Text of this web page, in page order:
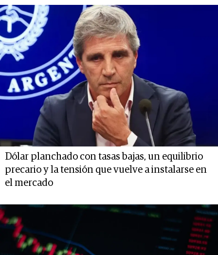
Dólar planchado con tasas bajas, un equilibrio
precario y la tensión que vuelve a instalarse en
el mercado